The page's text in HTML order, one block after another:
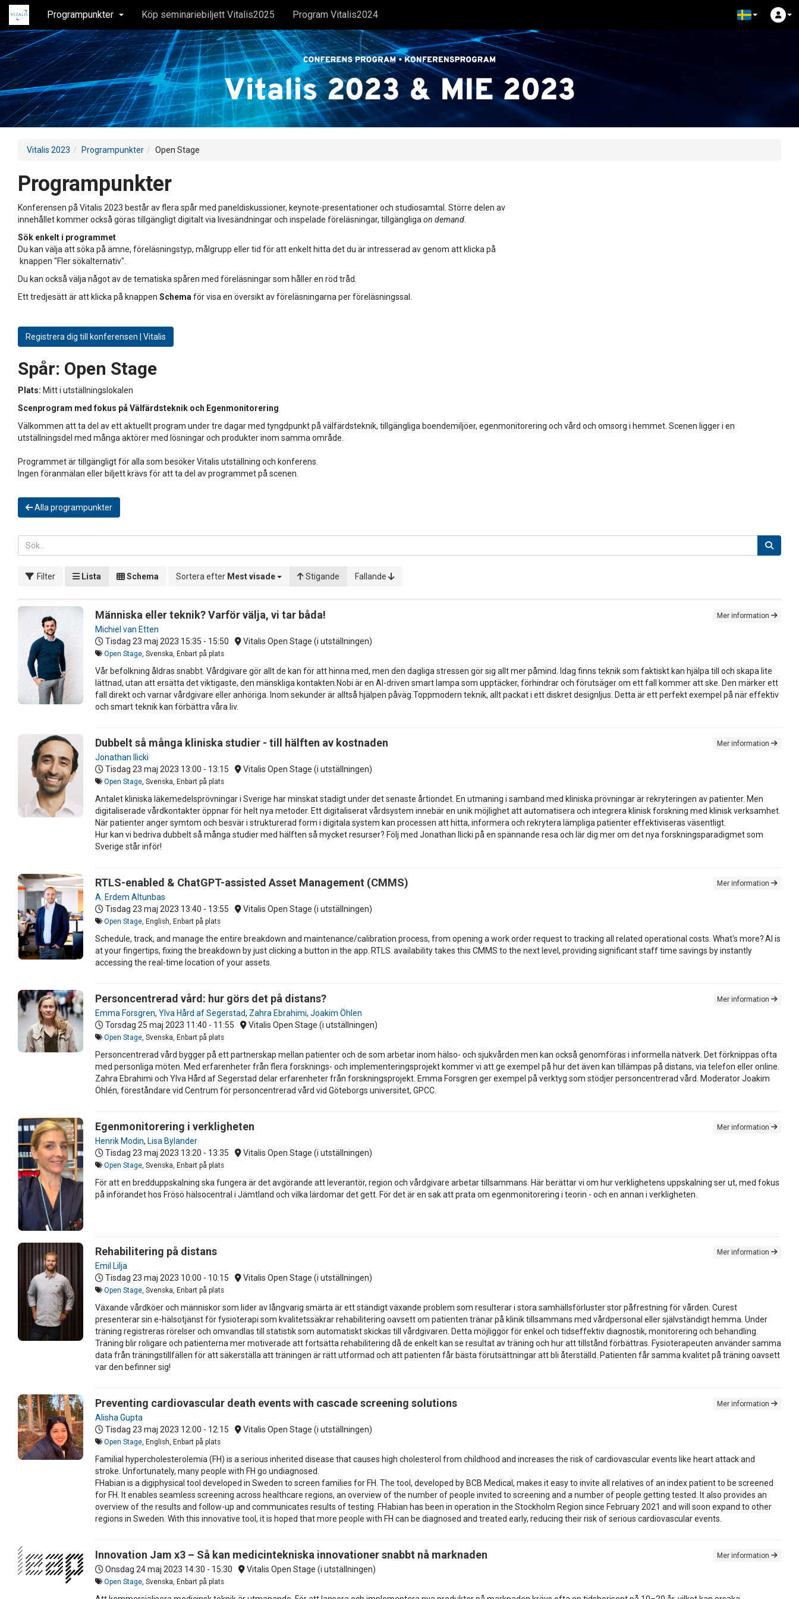
Programpunkter Köp seminariebiljett Vitalis2025 Program Vitalis2024
Vitalis 2023 Programpunkter Open Stage
Programpunkter
Konferensen på Vitalis 2023 består av flera spår med paneldiskussioner, keynote-presentationer och studiosamtal. Större delen av
innehållet kommer också göras tillgängligt digitalt via livesändningar och inspelade föreläsningar, tillgängliga on demand
Sök enkelt i programmet
Du kan välja att söka på ämne, föreläsningstyp, målgrupp eller tid för att enkelt hitta det du är intresserad av genom att klicka på
knappen "Fler sökalternativ".
Du kan också välja något av de tematiska spåren med föreläsningar som håller en röd tråd.
Ett tredjesätt är att klicka på knappen Schema för visa en översikt av föreläsningarna per föreläsningssal.
Registrera dig till konferensen | Vitalis
Spår: Open Stage
Plats: Mitt i utställningslokalen
Scenprogram med fokus på Välfärdsteknik och Egenmonitorering
Välkommen att ta del av ett aktuellt program under tre dagar med tyngdpunkt på välfärdsteknik, tillgängliga boendemiljöer, egenmonitorering och vård och omsorg i hemmet. Scenen ligger i en
utställningsdel med många aktörer med lösningar och produkter inom samma område.
Programmet är tillgängligt för alla som besöker Vitalis utställning och konferens.
Ingen föranmälan eller biljett krävs för att ta del av programmet på scenen.
Alla programpunkter
Filter Lista Schema Sortera efter Mest visade Stigande Fallande
Människa eller teknik? Varför välja, vi tar båda!
Michiel van Etten
Tisdag 23 maj 2023 15:35 - 15:50 Vitalis Open Stage (i utställningen)
Open Stage, Svenska, Enbart på plats
Mer information
Vår befolkning åldras snabbt. Vårdgivare gör allt de kan för att hinna med, men den dagliga stressen gör sig allt mer påmind. Idag finns teknik som faktiskt kan hjälpa till och skapa lite
lättnad, utan att ersätta det viktigaste, den mänskliga kontakten.Nobi är en AI-driven smart lampa som upptäcker, förhindrar och förutsäger om ett fall kommer att ske. Den märker ett
fall direkt och varnar vårdgivare eller anhöriga. Inom sekunder är alltså hjälpen påväg.Toppmodern teknik, allt packat i ett diskret designljus. Detta är ett perfekt exempel på när effektiv
och smart teknik kan förbättra våra liv.
Dubbelt så många kliniska studier - till hälften av kostnaden
Jonathan Ilicki
Tisdag 23 maj 2023 13:00 - 13:15 Vitalis Open Stage (i utställningen)
Open Stage, Svenska, Enbart på plats
Mer information
Antalet kliniska läkemedelsprövningar i Sverige har minskat stadigt under det senaste årtiondet. En utmaning i samband med kliniska prövningar är rekryteringen av patienter. Men
digitaliserade vårdkontakter öppnar för helt nya metoder. Ett digitaliserat vårdsystem innebär en unik möjlighet att automatisera och integrera klinisk forskning med klinisk verksamhet.
När patienter anger symtom och besvär i strukturerad form i digitala system kan processen att hitta, informera och rekrytera lämpliga patienter effektiviseras väsentligt.
Hur kan vi bedriva dubbelt så många studier med hälften så mycket resurser? Följ med Jonathan Ilicki på en spännande resa och lär dig mer om det nya forskningsparadigmet som
Sverige står inför!
RTLS-enabled & ChatGPT-assisted Asset Management (CMMS)
A. Erdem Altunbas
Tisdag 23 maj 2023 13:40 - 13:55 Vitalis Open Stage (i utställningen)
Open Stage, English, Enbart på plats
Mer information
Schedule, track, and manage the entire breakdown and maintenance/calibration process, from opening a work order request to tracking all related operational costs. What's more? AI is
at your fingertips, fixing the breakdown by just clicking a button in the app. RTLS availability takes this CMMS to the next level, providing significant staff time savings by instantly
accessing the real-time location of your assets.
Personcentrerad vård: hur görs det på distans?
Emma Forsgren, Ylva Hård af Segerstad, Zahra Ebrahimi, Joakim Öhlen
Torsdag 25 maj 2023 11:40 - 11:55 Vitalis Open Stage (i utställningen)
Open Stage, Svenska, Enbart på plats
Mer information
Personcentrerad vård bygger på ett partnerskap mellan patienter och de som arbetar inom hälso- och sjukvården men kan också genomföras i informella nätverk. Det förknippas ofta
med personliga möten. Med erfarenheter från flera forsknings- och implementeringsprojekt kommer vi att ge exempel på hur det även kan tillämpas på distans, via telefon eller online.
Zahra Ebrahimi och Ylva Hård af Segerstad delar erfarenheter från forskningsprojekt. Emma Forsgren ger exempel på verktyg som stödjer personcentrerad vård. Moderator Joakim
Öhlén, föreståndare vid Centrum för personcentrerad vård vid Göteborgs universitet, GPCC.
Egenmonitorering i verkligheten
Henrik Modin, Lisa Bylander
Tisdag 23 maj 2023 13:20 - 13:35 Vitalis Open Stage (i utställningen)
Open Stage, Svenska, Enbart på plats
Mer information
För att en bredduppskalning ska fungera är det avgörande att leverantör, region och vårdgivare arbetar tillsammans. Här berättar vi om hur verklighetens uppskalning ser ut, med fokus
på införandet hos Frösö hälsocentral i Jämtland och vilka lärdomar det gett. För det är en sak att prata om egenmonitorering i teorin - och en annan i verkligheten.
Rehabilitering på distans
Emil Lilja
Tisdag 23 maj 2023 10:00 - 10:15 Vitalis Open Stage (i utställningen)
Open Stage, Svenska, Enbart på plats
Mer information
Växande vårdköer och människor som lider av långvarig smärta är ett ständigt växande problem som resulterar i stora samhällsförluster stor påfrestning för vården. Curest
presenterar sin e-hälsotjänst för fysioterapi som kvalitetssäkrar rehabilitering oavsett om patienten tränar på klinik tillsammans med vårdpersonal eller självständigt hemma. Under
träning registreras rörelser och omvandlas till statistik som automatiskt skickas till vårdgivaren. Detta möjliggör för enkel och tidseffektiv diagnostik, monitorering och behandling.
Träning blir roligare och patienterna mer motiverade att fortsätta rehabilitering då de enkelt kan se resultat av träning och hur att tillstånd förbättras. Fysioterapeuten använder samma
data från träningstillfällen för att säkerställa att träningen är rätt utformad och att patienten får bästa förutsättningar att bli återställd. Patienten får samma kvalitet på träning oavsett
var den befinner sig!
Preventing cardiovascular death events with cascade screening solutions
Alisha Gupta
Tisdag 23 maj 2023 12:00 - 12:15 Vitalis Open Stage (i utställningen)
Open Stage, English, Enbart på plats
Mer information
Familial hypercholesterolemia (FH) is a serious inherited disease that causes high cholesterol from childhood and increases the risk of cardiovascular events like heart attack and
stroke. Unfortunately, many people with FH go undiagnosed.
FHabian is a digiphysical tool developed in Sweden to screen families for FH. The tool, developed by BCB Medical, makes it easy to invite all relatives of an index patient to be screened
for FH. It enables seamless screening across healthcare regions, an overview of the number of people invited to screening and a number of people getting tested. It also provides an
overview of the results and follow-up and communicates results of testing. FHabian has been in operation in the Stockholm Region since February 2021 and will soon expand to other
regions in Sweden. With this innovative tool, it is hoped that more people with FH can be diagnosed and treated early, reducing their risk of serious cardiovascular events.
Innovation Jam x3 – Så kan medicintekniska innovationer snabbt nå marknaden
Onsdag 24 maj 2023 14:30 - 15:30 Vitalis Open Stage (i utställningen)
Open Stage, Svenska, Enbart på plats
Mer information